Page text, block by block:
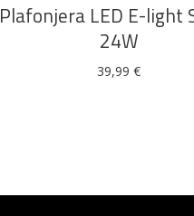
Plafonjera LED E-light
24W
39,99 €